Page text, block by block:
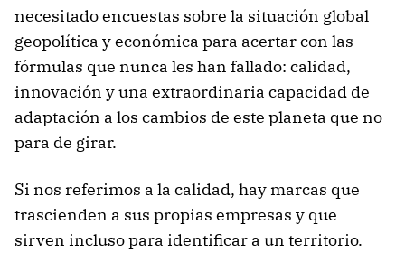
necesitado encuestas sobre la situación global
geopolítica y económica para acertar con las
fórmulas que nunca les han fallado: calidad,
innovación y una extraordinaria capacidad de
adaptación a los cambios de este planeta que no
para de girar.
Si nos referimos a la calidad, hay marcas que
trascienden a sus propias empresas y que
sirven incluso para identificar a un territorio.